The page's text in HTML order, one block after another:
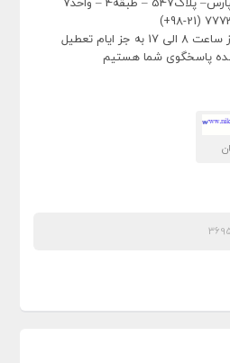
ایام تعطیل
پاسخگوی شما هستیم